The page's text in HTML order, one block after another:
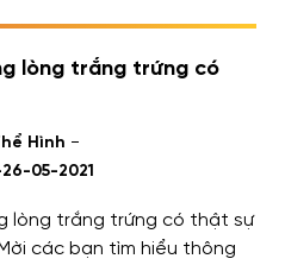
lòng trắng trứng có
Hình -
26-05-2021